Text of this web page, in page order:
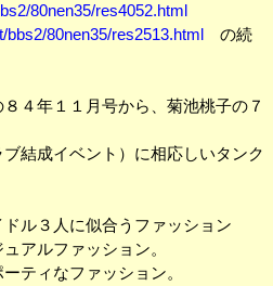
80nen35/res4052.html
bbs2/80nen35/res2513.html の続
４年１１月号から、菊池桃子の７
結成イベント）に相応しいタンク
ル３人に似合うファッション
アルファッション。
ティなファッション。